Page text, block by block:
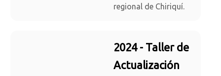
regional de Chiriquí.
2024 - Taller de
Actualización